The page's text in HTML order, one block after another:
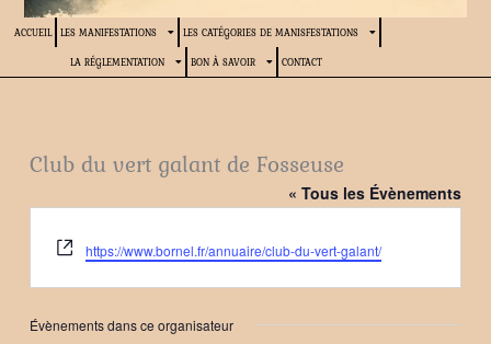
ACCUEIL LES MANIFESTATIONS LES CATÉGORIES DE MANISFESTATIONS
LA RÉGLEMENTATION BON À SAVOIR CONTACT
Club du vert galant de Fosseuse
« Tous les Évènements
Site
web
https://www.bornel.fr/annuaire/club-du-vert-galant/
Évènements dans ce organisateur